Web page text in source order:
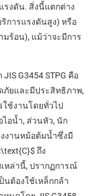
รงดัน. สิ่งนี้แตกต่าง
การแรงดันสูง) หรือ
ร้อน), แม้ว่าจะมีการ
G3454 STPG คือ
ภัยและมีประสิทธิภาพ,
ช้งานโดยทั่วไป
ไอน้ำ, ส่วนหัว, นัก
งานหม้อต้มน้ำซึ่งมี
ถึง
หล่านี้, ปรากฏการณ์
นต้องใช้เหล็กกล้า